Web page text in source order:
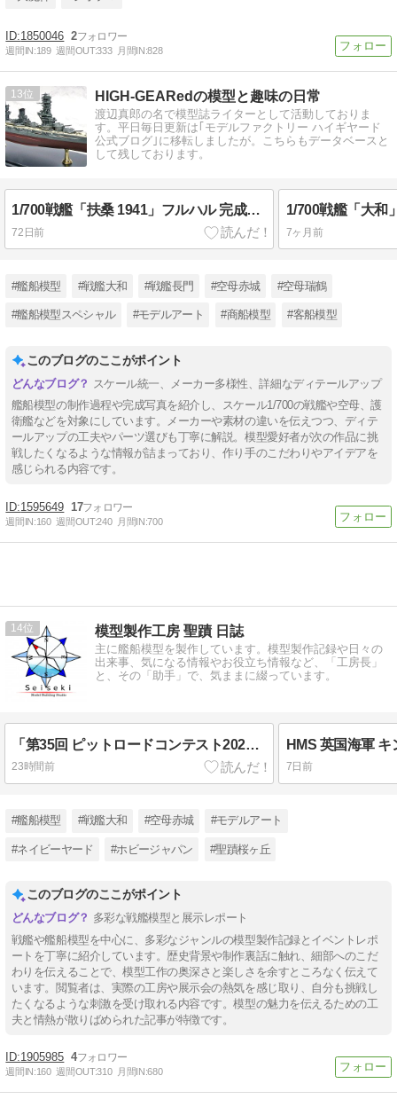
1850046 2
週間IN:189 週間OUT:333 月間IN:828
13 HIGH-GEARedの模型と趣味の日常
渡辺真郎の名で模型誌ライターとして活動しておりま
す。平日毎日更新は｢モデルファクトリー ハイギヤード
公式ブログ｣に移転しましたが。こちらもデータベースと
して残しております。
1/700戦艦「扶桑 1941」フルハル 完成写真
72日前 7ヶ月前
#艦船模型 #戦艦大和 #戦艦長門 #空母赤城 #空母瑞鶴
#艦船模型スペシャル #モデルアート #商船模型 #客船模型
このブログのここがポイント
スケール統一、メーカー多様性、詳細なディテールアップ
艦船模型の制作過程や完成写真を紹介し、スケール1/700の戦艦や空母、護
衛艦などを対象にしています。メーカーや素材の違いを伝えつつ、ディテ
ールアップの工夫やパーツ選びも丁寧に解説。模型愛好者が次の作品に挑
戦したくなるような情報が詰まっており、作り手のこだわりやアイデアを
感じられる内容です。
1595649 17
週間IN:160 週間OUT:240 月間IN:700
14 模型製作工房 聖蹟 日誌
主に艦船模型を製作しています。模型製作記録や日々の
出来事、気になる情報やお役立ち情報など、「工房長」
と、その「助手」で、気ままに綴っています。
「第35回 ピットロードコンテスト2026年」 1/700 艦船情景部門 入賞しました🏅！！！
23時間前 7日前
#艦船模型 #戦艦大和 #空母赤城 #モデルアート
#ネイビーヤード #ホビージャパン #聖蹟桜ヶ丘
このブログのここがポイント
多彩な戦艦模型と展示レポート
戦艦や艦船模型を中心に、多彩なジャンルの模型製作記録とイベントレポ
ートを丁寧に紹介しています。歴史背景や制作裏話に触れ、細部へのこだ
わりを伝えることで、模型工作の奥深さと楽しさを余すところなく伝えて
います。閲覧者は、実際の工房や展示会の熱気を感じ取り、自分も挑戦し
たくなるような刺激を受け取れる内容です。模型の魅力を伝えるための工
夫と情熱が散りばめられた記事が特徴です。
1905985 4
週間IN:160 週間OUT:310 月間IN:680